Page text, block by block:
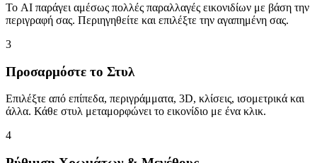
Το AI παράγει αμέσως πολλές παραλλαγές εικονιδίων με βάση την
περιγραφή σας. Περιηγηθείτε και επιλέξτε την αγαπημένη σας.
3
Προσαρμόστε το Στυλ
Επιλέξτε από επίπεδα, περιγράμματα, 3D, κλίσεις, ισομετρικά και
άλλα. Κάθε στυλ μεταμορφώνει το εικονίδιο με ένα κλικ.
4